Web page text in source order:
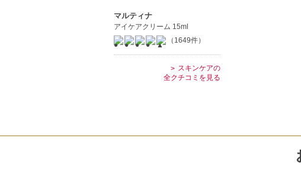
マルティナ
アイケアクリーム 15ml
（1649件）
スキンケアの
全クチコミを見る